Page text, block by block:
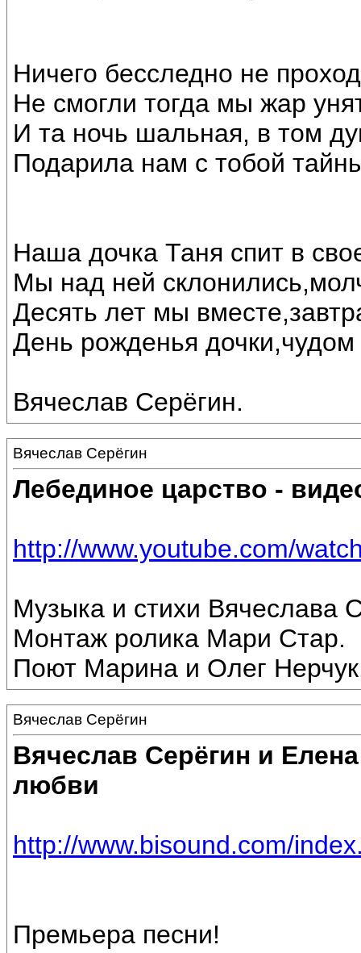
Ничего бесследно не
Не смогли тогда мы жар
И та ночь шальная, в том
Подарила нам с тобой
Наша дочка Таня спит в
Мы над ней
Десять лет мы
День рожденья дочки,чудом
Вячеслав Серёгин.
Вячеслав Серёгин
Лебединое царство -
http://www.youtube.com/
Музыка и стихи Вячеслава
Монтаж ролика Мари Стар.
Поют Марина и Олег
Вячеслав Серёгин
Вячеслав Серёгин и
любви
http://www.bisound.com/
Премьера песни!